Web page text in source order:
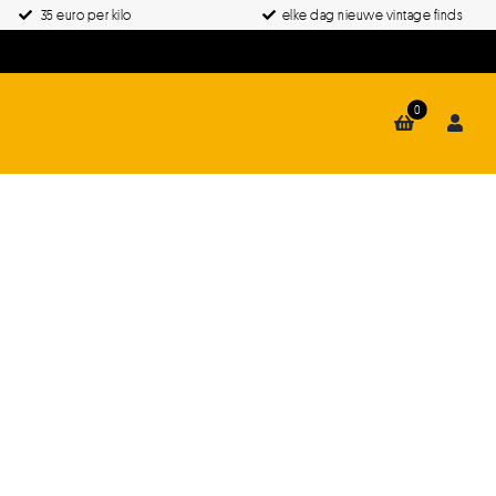
35 euro per kilo elke dag nieuwe vintage finds
0